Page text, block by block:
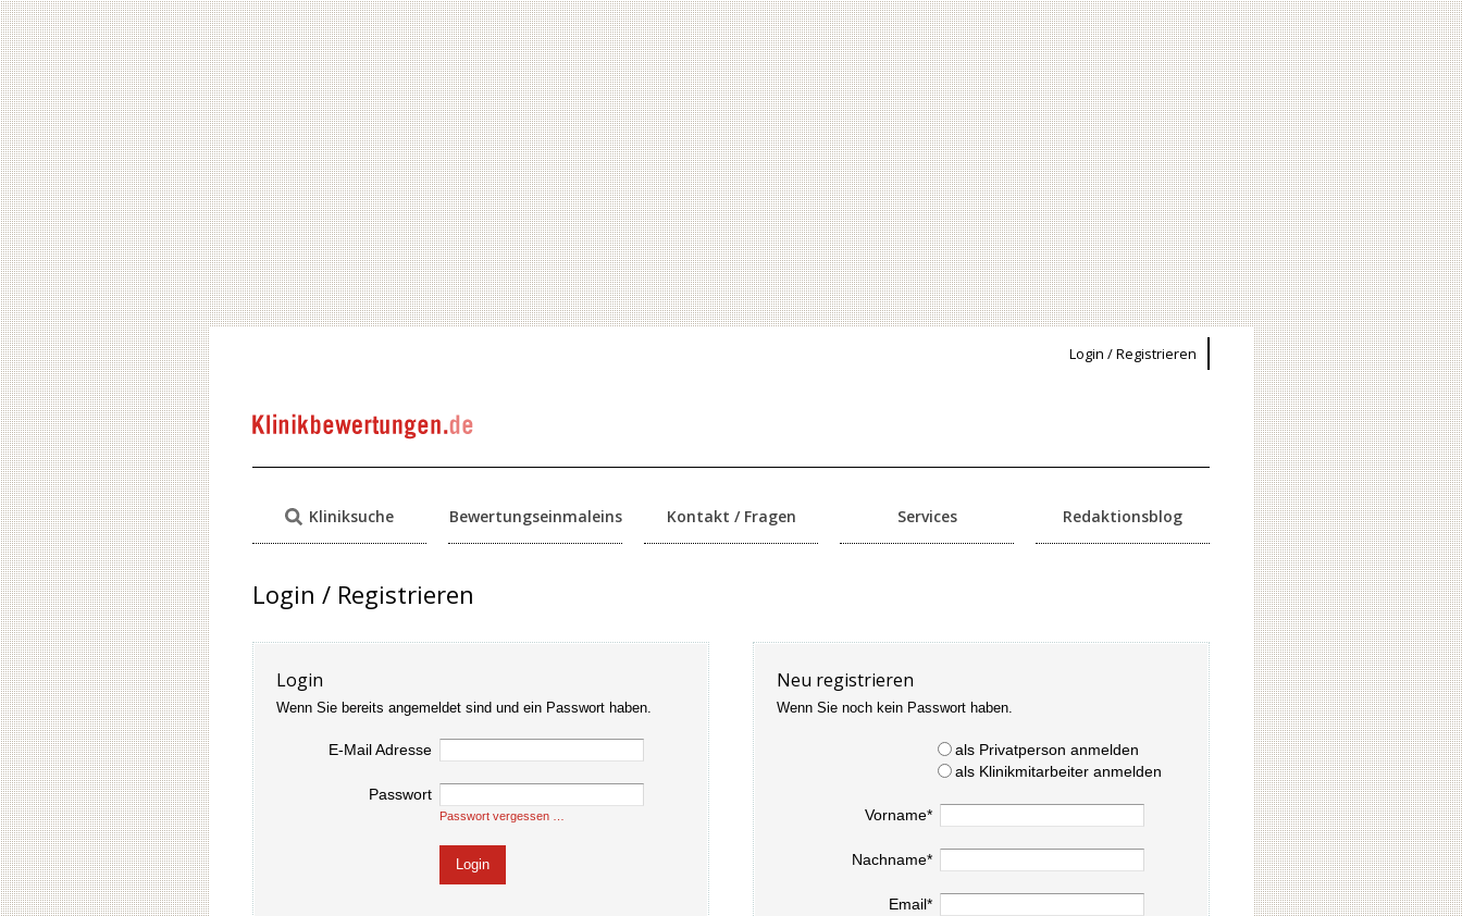
Login / Registrieren
Kliniksuche Bewertungseinmaleins Kontakt / Fragen Services Redaktionsblog
Login / Registrieren
Login
Wenn Sie bereits angemeldet sind und ein Passwort haben.
E-Mail Adresse
Passwort
Passwort vergessen …
Neu registrieren
Wenn Sie noch kein Passwort haben.
als Privatperson anmelden
als Klinikmitarbeiter anmelden
Vorname*
Nachname*
Email*